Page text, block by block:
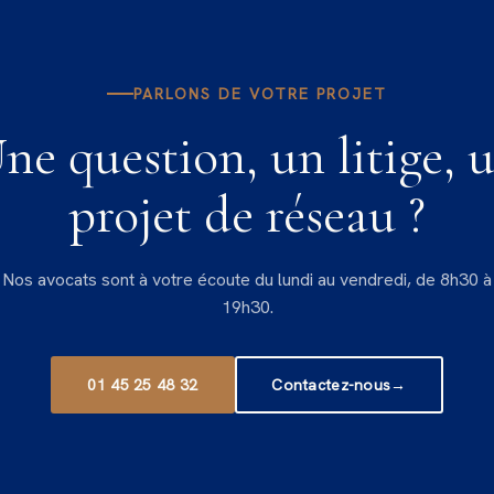
PARLONS DE VOTRE PROJET
question, un litige,
projet de réseau ?
Nos avocats sont à votre écoute du lundi au vendredi, de 8h30 à
19h30.
01 45 25 48 32 Contactez-nous→